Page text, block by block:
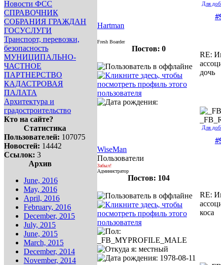
Новости ФСС
СПРАВОЧНИК
СОБРАНИЯ ГРАЖДАН
ГОСУСЛУГИ
Транспорт, перевозки,
безопасность
МУНИЦИПАЛЬНО-
ЧАСТНОЕ
ПАРТНЕРСТВО
КАДАСТРОВАЯ
ПАЛАТА
Архитектура и
градостроительство
Кто на сайте?
Статистика
Пользователей: 107075
Новостей: 14442
Ссылок: 3
Архив
June, 2016
May, 2016
April, 2016
February, 2016
December, 2015
July, 2015
June, 2015
March, 2015
December, 2014
November, 2014
Для
Hartman
Fresh Boarder
Постов: 0
RE:
дочь
Для
WiseMan
Пользователи
Забыл!
Администратор
Постов: 104
RE:
коса